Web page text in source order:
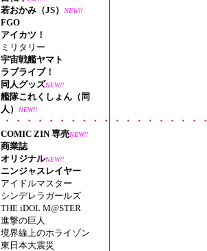
若おかみ（JS） NEW!!
FGO
アイカツ！
ミリタリー
宇宙戦艦ヤマト
ラブライブ！
同人グッズNEW!!
艦隊これくしょん（同
人）
NEW!!
・・・・・・・・・・・・・・・・・・・
COMIC ZIN 専売NEW!!
商業誌
オリジナルNEW!!
ニンジャスレイヤー
アイドルマスター
シンデレラガールズ
THE iDOL M@STER
進撃の巨人
境界線上のホライゾン
東日本大震災